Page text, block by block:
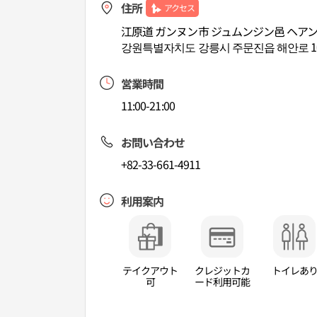
住所 アクセス
江原道 ガンヌン市 ジュムンジン邑 ヘア
강원특별자치도 강릉시 주문진읍 해안로
営業時間
11:00-21:00
お問い合わせ
+82-33-661-4911
利用案内
テイクアウト
可
クレジットカ
ード利用可能
トイレあり